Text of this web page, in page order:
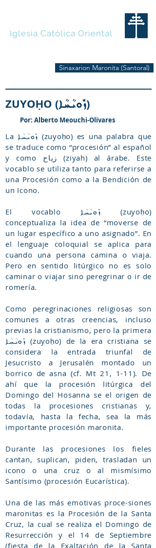
Iglesia Católica Oriental
Sinaxarion Maronita (Santoral)
ZUYOḤO (ܙܽܘܝܳܚܳܐ)
Por: Alberto Meouchi-Olivares
La ܙܽܘܝܳܚܳܐ (zuyoḥo) es una palabra que
se traduce como “procesión” al español
y como زياح (ziyah) al árabe. Este
vocablo se utiliza tanto para referirse a
una Procesión como a la Bendición de
un Icono.
El vocablo ܙܽܘܝܳܚܳܐ (zuyoḥo)
conceptualiza la idea de “moverse de
un lugar específico a uno asignado”. En
el lenguaje coloquial se aplica para
cuando una persona camina o viaja.
Pero en sentido litúrgico no es solo
caminar o viajar sino peregrinar o ir de
romería.
Como peregrinaciones religiosas son
comunes a otras creencias, incluso
previas la cristianismo, pero la primera
ܙܽܘܝܳܚܳܐ (zuyoḥo) de la era cristiana se
considera la entrada triunfal de
Jesucristo a Jerusalén montado un
borrico de asna (cf. Mt 21, 1-11). De
ahí que la procesión litúrgica del
Domingo del Hosanna se el origen de
todas la procesiones cristianas y,
todavía, hasta la fecha, sea la más
importante procesión maronita.
Durante las procesiones los fieles
cantan, suplican, piden, trasladan un
icono o una cruz o al mismísimo
Santísimo (procesión Eucarística).
Una de las más emotivas proce-siones
maronitas es la Procesión de la Santa
Cruz, la cual se realiza el Domingo de
Resurrección y el 14 de Septiembre
(fiesta de la Exaltación de la Santa